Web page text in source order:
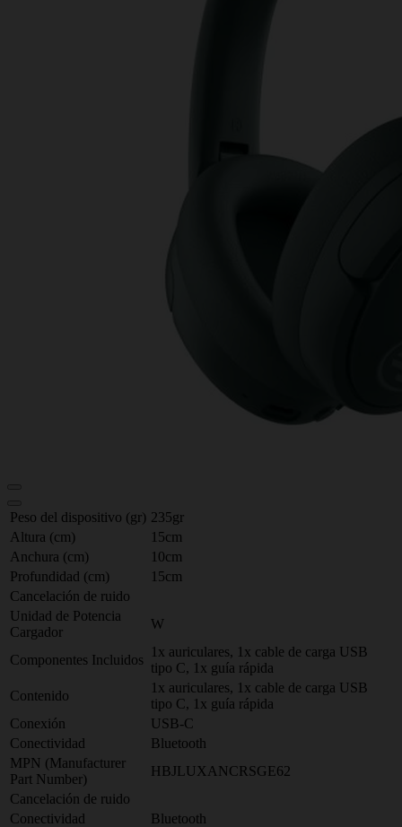
Peso del dispositivo (gr) 235gr
Altura (cm)
15cm
Anchura (cm)
10cm
Profundidad (cm)
15cm
Cancelación de ruido
Unidad de Potencia
Cargador
W
Componentes Incluidos
1x auriculares, 1x cable de carga USB
tipo C, 1x guía rápida
Contenido
1x auriculares, 1x cable de carga USB
tipo C, 1x guía rápida
Conexión
USB-C
Conectividad
Bluetooth
MPN (Manufacturer
Part Number)
HBJLUXANCRSGE62
Cancelación de ruido
Conectividad
Bluetooth